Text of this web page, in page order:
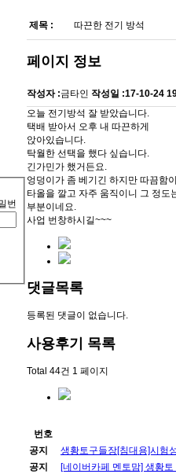
번
제목 : 따끈한 전기 방석
페이지 정보
작성자 :금타인 작성일 :17-10-24
오늘 전기방석 잘 받았습니다.
택배 받아서 오후 내 따끈하게
앉아있습니다.
탁월한 선택을 했다 싶습니다.
긴가민가 했거든요.
엉덩이가 좀 베기긴 하지만 따끔함
타올을 깔고 자주 움직이니 그 정도
부분이네요.
사업 번창하시길~~~
댓글목록
등록된 댓글이 없습니다.
사용후기 목록
Total 44건 1 페이지
번호
공지
생황토구들장[침대용]시험
공지
[네이버카페 멘토맘] 생황